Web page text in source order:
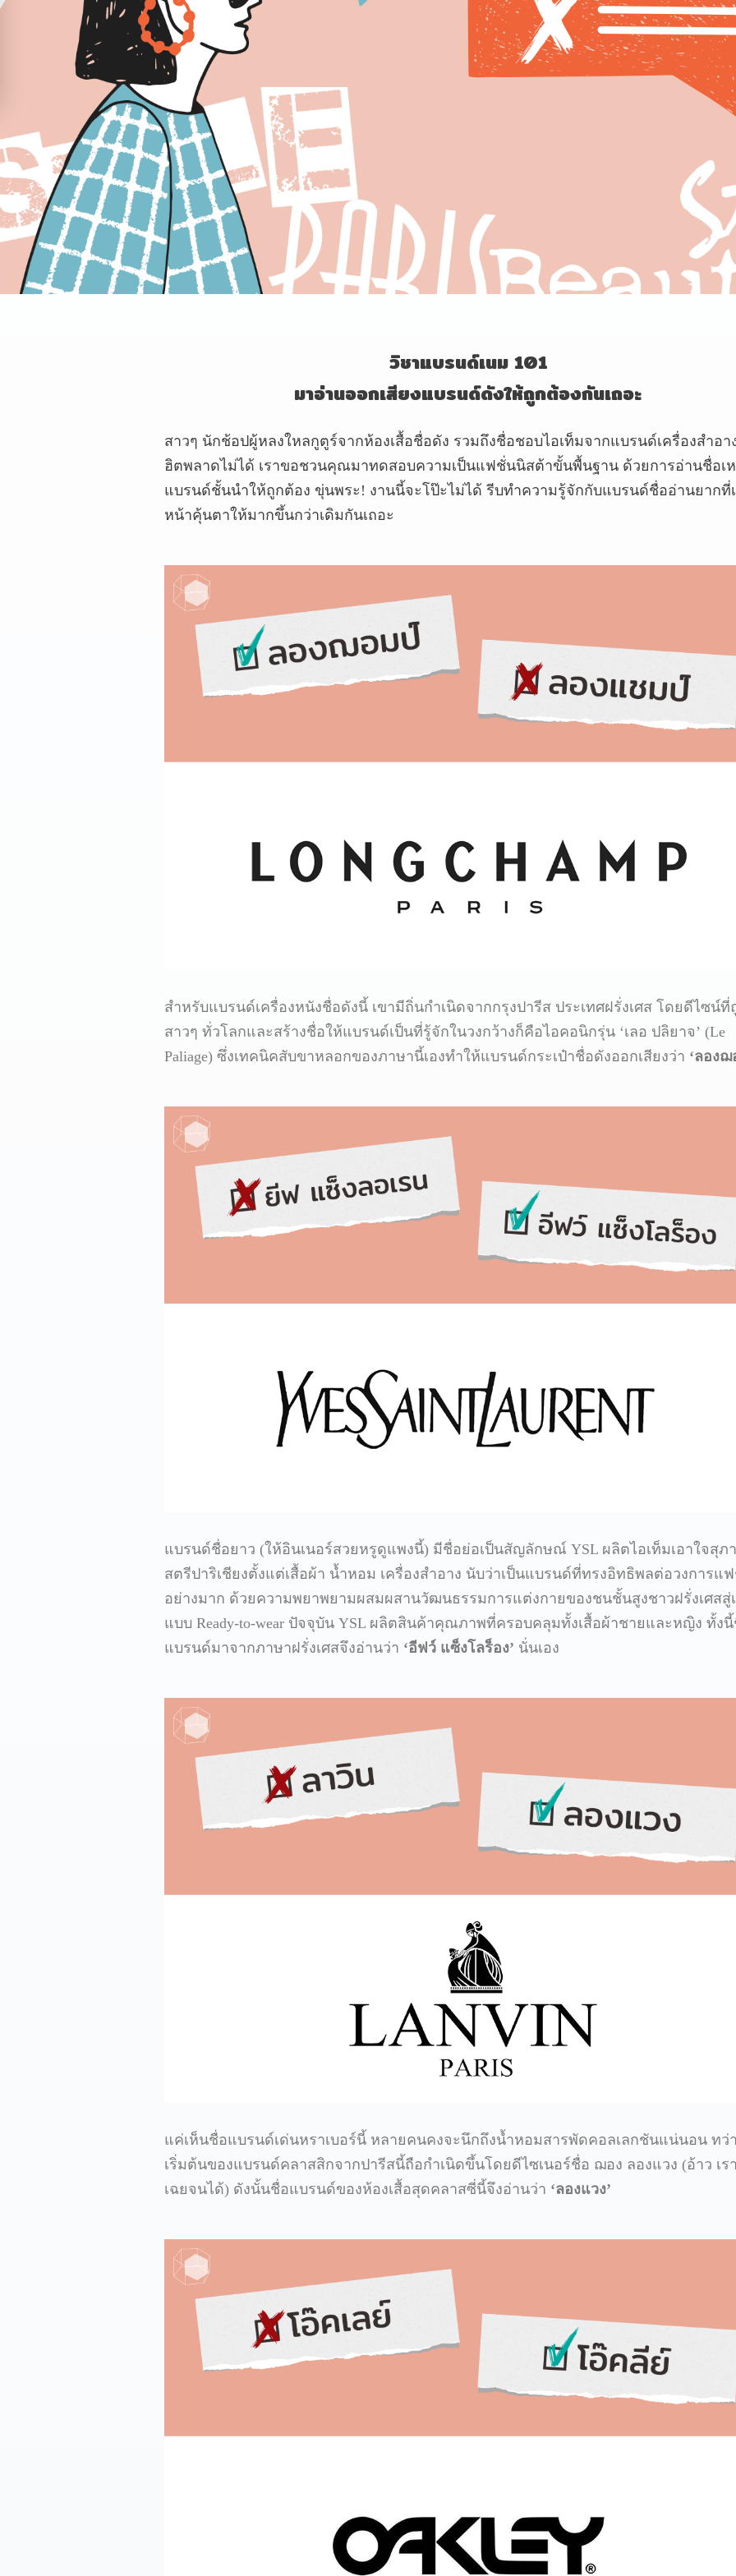
วิชาแบรนด์เนม 101
มาอ่านออกเสียงแบรนด์ดังให้ถูกต้องกันเถอะ
สาวๆ นักช้อปผู้หลงใหลกูตูร์จากห้องเสื้อชื่อดัง รวมถึงชื่อชอบไอเท็มจากแบรนด์เครื่องสำอา
ฮิตพลาดไม่ได้ เราขอชวนคุณมาทดสอบความเป็นแฟชั่นนิสต้าขั้นพื้นฐาน ด้วยการอ่านชื่อเ
แบรนด์ชั้นนำให้ถูกต้อง ขุ่นพระ! งานนี้จะโป๊ะไม่ได้ รีบทำความรู้จักกับแบรนด์ชื่ออ่านยากที่
หน้าคุ้นตาให้มากขึ้นกว่าเดิมกันเถอะ
สำหรับแบรนด์เครื่องหนังชื่อดังนี้ เขามีถิ่นกำเนิดจากกรุงปารีส ประเทศฝรั่งเศส โดยดีไซน์ที่
สาวๆ ทั่วโลกและสร้างชื่อให้แบรนด์เป็นที่รู้จักในวงกว้างก็คือไอคอนิกรุ่น ‘เลอ ปลิยาจ’ (Le
Paliage) ซึ่งเทคนิคสับขาหลอกของภาษานี้เองทำให้แบรนด์กระเป๋าชื่อดังออกเสียงว่า ‘ลองฌ
แบรนด์ชื่อยาว (ให้อินเนอร์สวยหรูดูแพงนี้) มีชื่อย่อเป็นสัญลักษณ์ YSL ผลิตไอเท็มเอาใจสุภ
สตรีปาริเชียงตั้งแต่เสื้อผ้า น้ำหอม เครื่องสำอาง นับว่าเป็นแบรนด์ที่ทรงอิทธิพลต่อวงการแ
อย่างมาก ด้วยความพยาพยามผสมผสานวัฒนธรรมการแต่งกายของชนชั้นสูงชาวฝรั่งเศสสู่
แบบ Ready-to-wear ปัจจุบัน YSL ผลิตสินค้าคุณภาพที่ครอบคลุมทั้งเสื้อผ้าชายและหญิง ทั้ง
แบรนด์มาจากภาษาฝรั่งเศสจึงอ่านว่า ‘อีฟว์ แซ็งโลร็อง’ นั่นเอง
แค่เห็นชื่อแบรนด์เด่นหราเบอร์นี้ หลายคนคงจะนึกถึงน้ำหอมสารพัดคอลเลกชันแน่นอน ทว่
เริ่มต้นของแบรนด์คลาสสิกจากปารีสนี้ถือกำเนิดขึ้นโดยดีไซเนอร์ชื่อ ฌอง ลองแวง (อ้าว เร
เฉยจนได้) ดังนั้นชื่อแบรนด์ของห้องเสื้อสุดคลาสซี่นี้จึงอ่านว่า ‘ลองแวง’